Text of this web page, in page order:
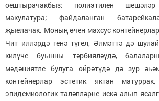
оештырачакбыз: полиэтилен
макулатура; файдаланган
җыелачак. Моның өчен махсус
Чит илләрдә генә түгел, Әлмәттә дә
килүче буынны тәрбияләүдә,
мәдәниятле булуга өйрәтүдә дә зур
контейнерлар эстетик яктан
эпидемиологик таләпләрне искә алып